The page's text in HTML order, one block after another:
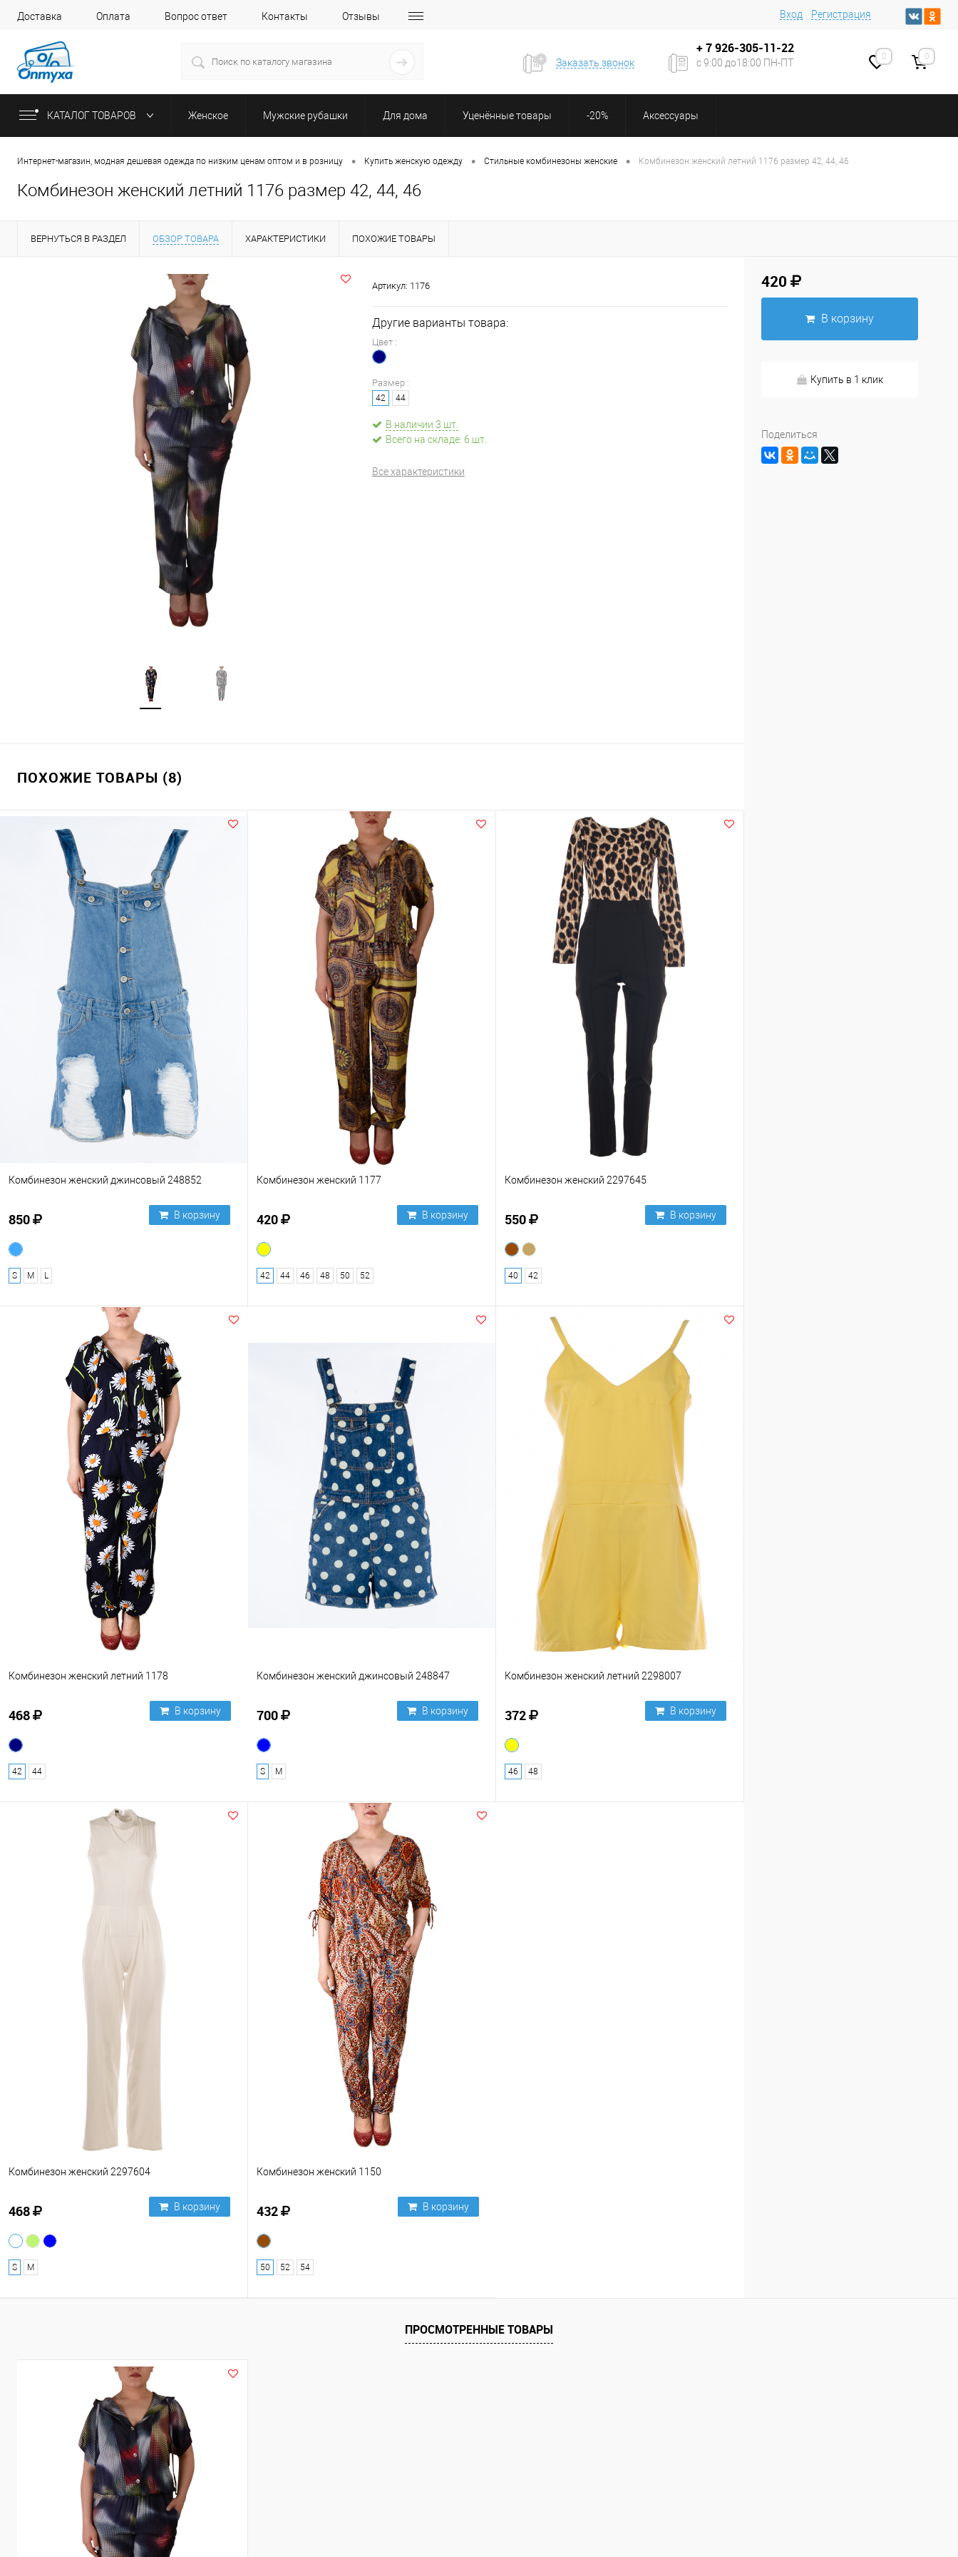
Доставка Оплата Вопрос ответ Контакты Отзывы Вход Регистрация
Заказать звонок
+ 7926-305-11-22
с 9:00 до18:00 ПН-ПТ
0 0
КАТАЛОГ ТОВАРОВ Женское Мужские рубашки Для дома Уценённые товары -20% Аксессуары
Интернет-магазин, модная дешевая одежда по низким ценам оптом и в розницу • Купить женскую одежду • Стильные комбинезоны женские • Комбинезон женский летний 1176 размер 42, 44, 46
Комбинезон женский летний 1176 размер 42, 44, 46
ВЕРНУТЬСЯ В РАЗДЕЛ ОБЗОР ТОВАРА ХАРАКТЕРИСТИКИ ПОХОЖИЕ ТОВАРЫ
Артикул: 1176
Другие варианты товара:
Цвет :
Размер :
42 44
В наличии 3 шт.
Всего на складе: 6 шт.
Все характеристики
ПОХОЖИЕ ТОВАРЫ (8)
Комбинезон женский джинсовый 248852
850 В корзину
S M L
Комбинезон женский 1177
420 В корзину
42 44 46 48 50 52
Комбинезон женский 2297645
550 В корзину
40 42
Комбинезон женский летний 1178
468 В корзину
42 44
Комбинезон женский джинсовый 248847
700 В корзину
S M
Комбинезон женский летний 2298007
372 В корзину
46 48
Комбинезон женский 2297604
468 В корзину
S M
Комбинезон женский 1150
432 В корзину
50 52 54
420
В корзину
Купить в 1 клик
Поделиться
ПРОСМОТРЕННЫЕ ТОВАРЫ